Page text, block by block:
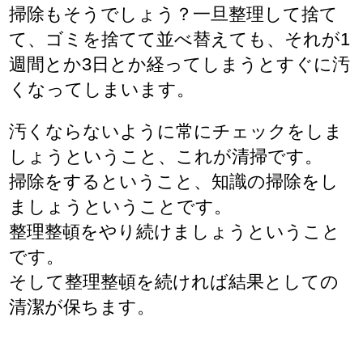
掃除もそうでしょう？一旦整理して捨て
て、ゴミを捨てて並べ替えても、それが1
週間とか3日とか経ってしまうとすぐに汚
くなってしまいます。
汚くならないように常にチェックをしま
しょうということ、これが清掃です。
掃除をするということ、知識の掃除をし
ましょうということです。
整理整頓をやり続けましょうということ
です。
そして整理整頓を続ければ結果としての
清潔が保ちます。